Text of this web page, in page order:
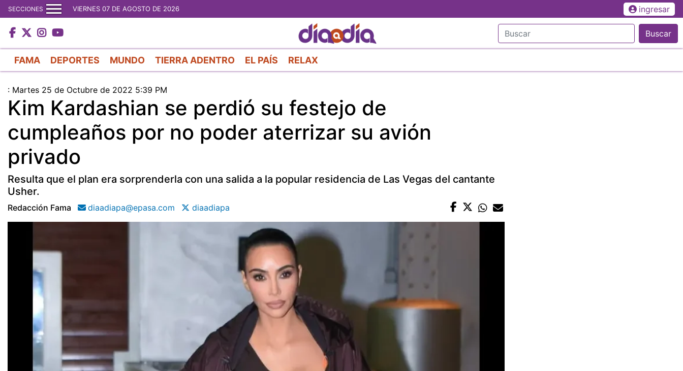
al
contenido
principal
SECCIONES VIERNES 07 DE AGOSTO DE 2026 ingresar
Buscar
FAMA DEPORTES MUNDO TIERRA ADENTRO EL PAÍS RELAX
: Martes 25 de Octubre de 2022 5:39 PM
Kim Kardashian se perdió su festejo de
cumpleaños por no poder aterrizar su avión
privado
Resulta que el plan era sorprenderla con una salida a la popular residencia de Las Vegas del cantante
Usher.
Redacción Fama diaadiapa@epasa.com diaadiapa